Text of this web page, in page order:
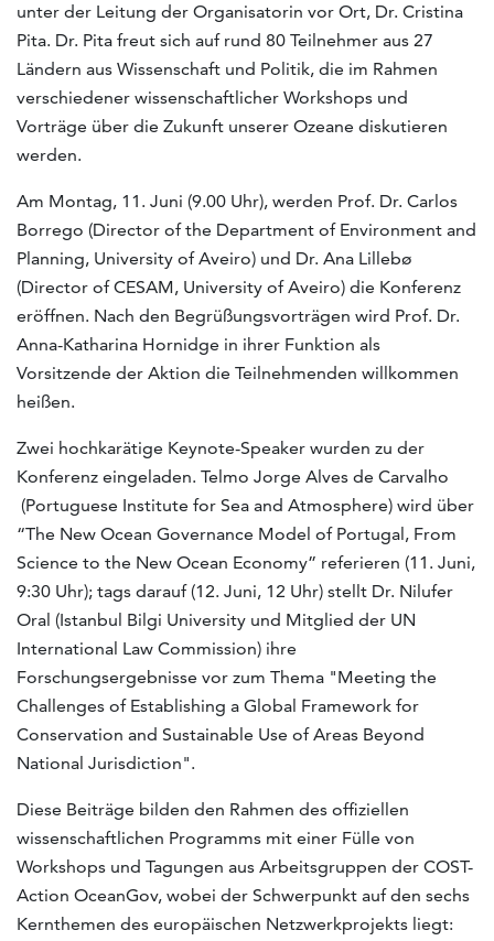
unter der Leitung der Organisatorin vor Ort, Dr. Cristina
Pita. Dr. Pita freut sich auf rund 80 Teilnehmer aus 27
Ländern aus Wissenschaft und Politik, die im Rahmen
verschiedener wissenschaftlicher Workshops und
Vorträge über die Zukunft unserer Ozeane diskutieren
werden.
Am Montag, 11. Juni (9.00 Uhr), werden Prof. Dr. Carlos
Borrego (Director of the Department of Environment and
Planning, University of Aveiro) und Dr. Ana Lillebø
(Director of CESAM, University of Aveiro) die Konferenz
eröffnen. Nach den Begrüßungsvorträgen wird Prof. Dr.
Anna-Katharina Hornidge in ihrer Funktion als
Vorsitzende der Aktion die Teilnehmenden willkommen
heißen.
Zwei hochkarätige Keynote-Speaker wurden zu der
Konferenz eingeladen. Telmo Jorge Alves de Carvalho
(Portuguese Institute for Sea and Atmosphere) wird über
“The New Ocean Governance Model of Portugal, From
Science to the New Ocean Economy” referieren (11. Juni,
9:30 Uhr); tags darauf (12. Juni, 12 Uhr) stellt Dr. Nilufer
Oral (Istanbul Bilgi University und Mitglied der UN
International Law Commission) ihre
Forschungsergebnisse vor zum Thema "Meeting the
Challenges of Establishing a Global Framework for
Conservation and Sustainable Use of Areas Beyond
National Jurisdiction".
Diese Beiträge bilden den Rahmen des offiziellen
wissenschaftlichen Programms mit einer Fülle von
Workshops und Tagungen aus Arbeitsgruppen der COST-
Action OceanGov, wobei der Schwerpunkt auf den sechs
Kernthemen des europäischen Netzwerkprojekts liegt: